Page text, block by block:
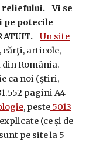
reliefului. Vi se
pe potecile
Un site
cărţi, articole,
România.
ca noi (ştiri,
pagini A4
, peste 5013
(ce și de
pe site la 5